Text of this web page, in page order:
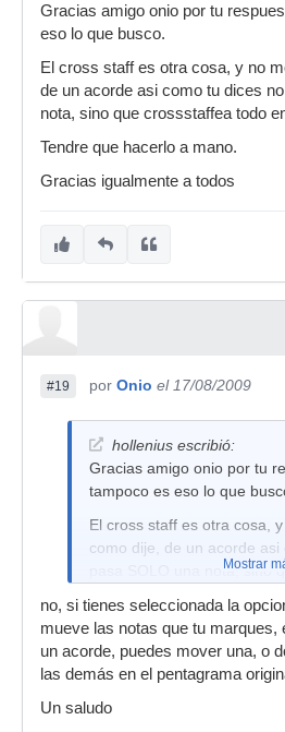
Gracias amigo onio por tu
eso lo que busco.
El cross staff es otra cosa, y no
de un acorde asi como tu dices
nota, sino que crossstaffea todo
Tendre que hacerlo a mano.
Gracias igualmente a todos
#19 por Onio el 17/08/2009
hollenius escribió:
Gracias amigo onio por tu
tampoco es eso lo que
El cross staff es otra cosa,
como dije, de un acorde
pasa SOLO una nota, sino
Tendre que hacerlo a mano.
Gracias igualmente a todos
Mostrar
no, si tienes seleccionada la
mueve las notas que tu marques,
un acorde, puedes mover una, o
las demás en el pentagrama
Un saludo